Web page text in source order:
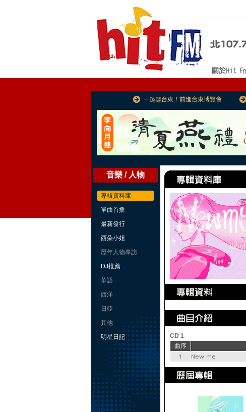
一起趣台東！前進台東博覽會
音樂 / 人物
專輯資料庫
單曲首播
最新發行
西朵小姐
歷年人物專訪
DJ推薦
華語
西洋
日亞
其他
明星日記
CD 1
曲序
1
New me